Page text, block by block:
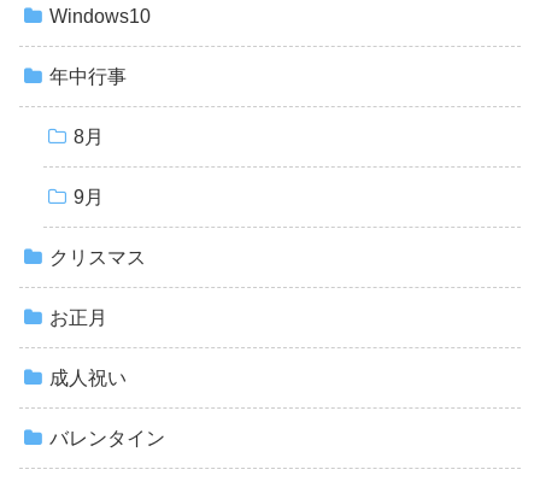
Windows10
年中行事
8月
9月
クリスマス
お正月
成人祝い
バレンタイン